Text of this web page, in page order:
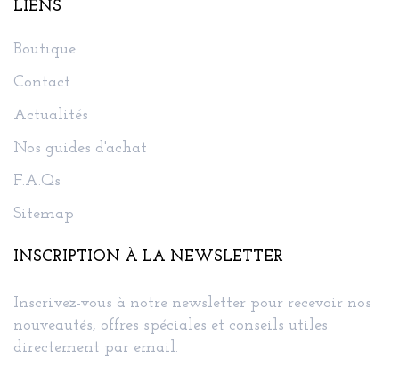
LIENS
Boutique
Contact
Actualités
Nos guides d'achat
F.A.Qs
Sitemap
INSCRIPTION À LA NEWSLETTER
Inscrivez-vous à notre newsletter pour recevoir nos
nouveautés, offres spéciales et conseils utiles
directement par email.